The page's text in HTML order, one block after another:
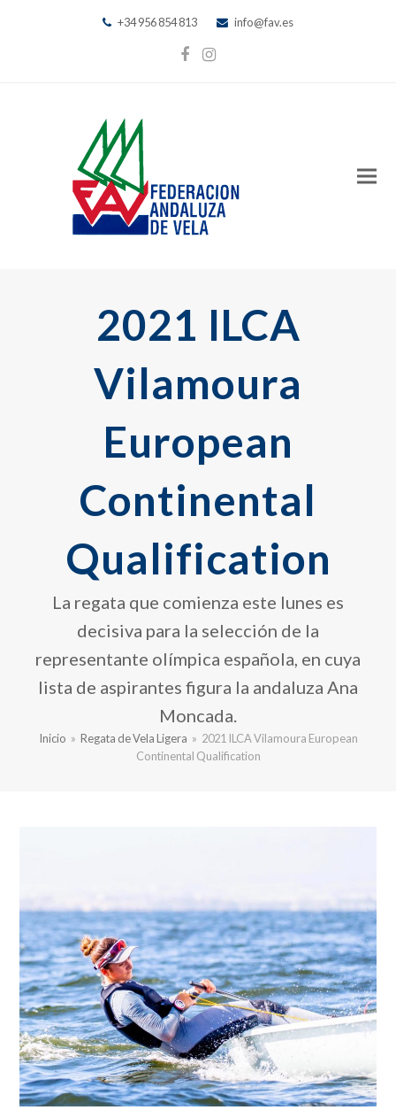
+34 956 854 813 info@fav.es
Facebook
Instagram
2021 ILCA
Vilamoura
European
Continental
Qualification
La regata que comienza este lunes es
decisiva para la selección de la
representante olímpica española, en cuya
lista de aspirantes figura la andaluza Ana
Moncada.
Inicio » Regata de Vela Ligera » 2021 ILCA Vilamoura European
Continental Qualification